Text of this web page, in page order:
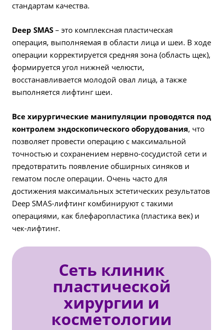
стандартам качества.
Deep SMAS – это комплексная пластическая
операция, выполняемая в области лица и шеи. В ходе
операции корректируется средняя зона (область щек),
формируется угол нижней челюсти,
восстанавливается молодой овал лица, а также
выполняется лифтинг шеи.
Все хирургические манипуляции проводятся под
контролем эндоскопического оборудования, что
позволяет провести операцию с максимальной
точностью и сохранением нервно-сосудистой сети и
предотвратить появление обширных синяков и
гематом после операции. Очень часто для
достижения максимальных эстетических результатов
Deep SMAS-лифтинг комбинируют с такими
операциями, как блефаропластика (пластика век) и
чек-лифтинг.
Сеть клиник
пластической
хирургии и
косметологии